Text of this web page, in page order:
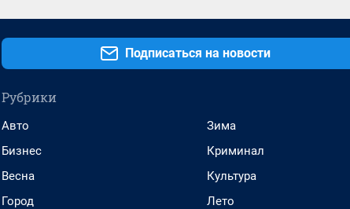
Подписаться на новости
Рубрики
Авто
Бизнес
Весна
Город
Зима
Криминал
Культура
Лето